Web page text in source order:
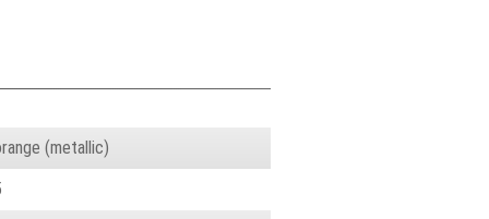
(metallic)